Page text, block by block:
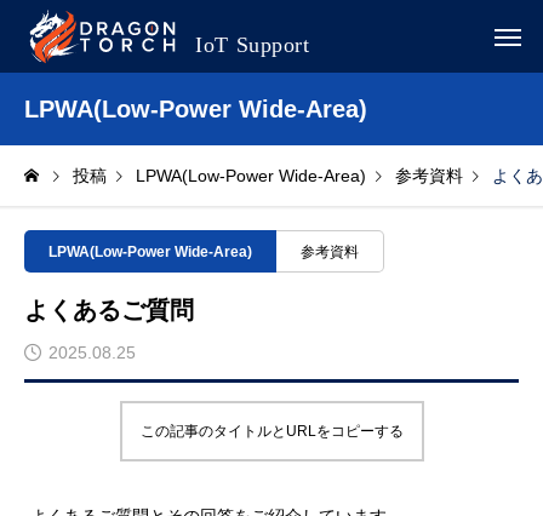
LPWA(Low-Power Wide-Area)
投稿 LPWA(Low-Power Wide-Area) 参考資料 よく
LPWA(Low-Power Wide-Area) 参考資料
よくあるご質問
2025.08.25
この記事のタイトルとURLをコピーする